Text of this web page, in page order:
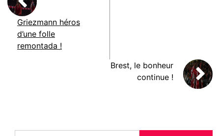
Griezmann héros
d’une folle
remontada !
Brest, le bonheur
continue !